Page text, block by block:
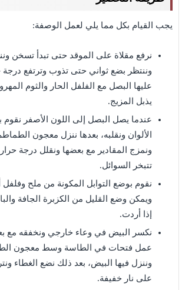
يجب القيام بكل مما يلي لعمل الوصفة:
نرفع مقلاة على الموقد حتى تبدأ تسخن
وننتظر بضع ثواني حتى تذوب وترتفع درجة
عليها البصل مع الفلفل الحار والثوم
يذبل المزيج.
عندما يصل البصل إلى اللون الأصفر نقوم
الألوان ونقلبه، بعدها ننزل معجون
ونمزج المقادير مع بعضها ونقلل درجة
تتبخر السوائل.
نقوم بوضع التوابل المكونة من ملح
ويمكن وضع القليل من الكزبرة الجافة
إذا أردت.
نكسر البيض في وعاء خارجي ونخفقه مع
عمل فتحات في الطاسة وسط معجون
وننزل فيها البيض، بعد ذلك نضع الغطاء
على نار خفيفة.